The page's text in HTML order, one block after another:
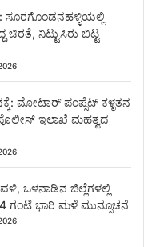
ಚಿರತೆ, ನಿಟ್ಟುಸಿರು ಬಿಟ್ಟ
ಮೋಟಾರ್ ಪಂಪ್ಸೆಟ್ ಕಳ್ಳತನ
ಇಲಾಖೆ ಮಹತ್ವದ
ಒಳನಾಡಿನ ಜಿಲ್ಲೆಗಳಲ್ಲಿ
ಗಂಟೆ ಭಾರಿ ಮಳೆ ಮುನ್ಸೂಚನೆ